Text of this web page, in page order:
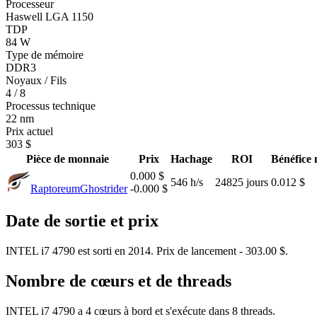
Processeur
Haswell LGA 1150
TDP
84 W
Type de mémoire
DDR3
Noyaux / Fils
4 / 8
Processus technique
22 nm
Prix actuel
303 $
Pièce de monnaie
Prix Hachage ROI Bénéfice
RaptoreumGhostrider
0.000 $
-0.000 $
546 h/s 24825 jours 0.012 $
Date de sortie et prix
INTEL i7 4790 est sorti en 2014. Prix de lancement - 303.00 $.
Nombre de cœurs et de threads
INTEL i7 4790 a 4 cœurs à bord et s'exécute dans 8 threads.